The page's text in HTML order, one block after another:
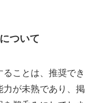
ついて
ことは、推奨でき
力が未熟であり、掲